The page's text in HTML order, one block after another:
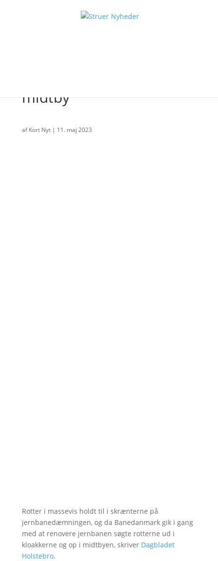
midtby
afKort Nyt| 11. maj 2023
Rotter i massevis holdt til i skrænterne på
jernbanedæmningen, og da Banedanmark gik i gang
med at renovere jernbanen søgte rotterne ud i
kloakkerne og op i midtbyen, skriver Dagbladet
Holstebro.